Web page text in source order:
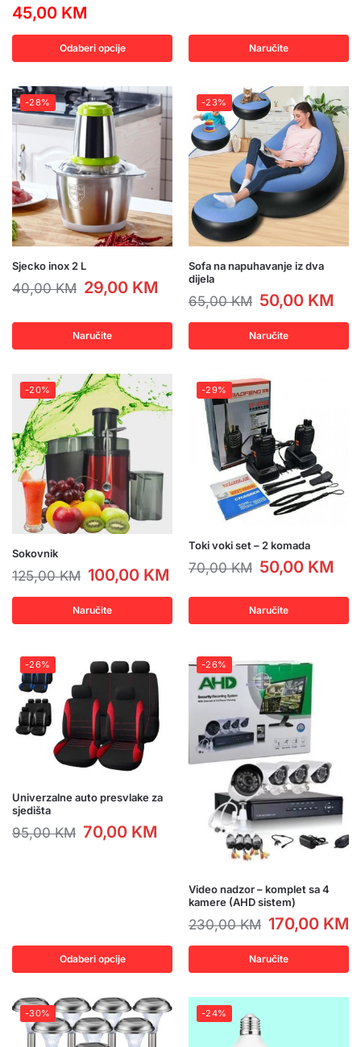
45,00 KM
Odaberi opcije Naručite
-28%
Sjecko inox 2 L
40,00KM 29,00 KM
Naručite
-23%
Sofa na napuhavanje iz dva
dijela
65,00KM 50,00 KM
Naručite
-20%
Sokovnik
125,00KM 100,00 KM
Naručite
-29%
Toki voki set – 2 komada
70,00KM 50,00 KM
Naručite
-26%
Univerzalne auto presvlake za
sjedišta
95,00KM 70,00 KM
Odaberi opcije
-26%
Video nadzor – komplet sa 4
kamere (AHD sistem)
230,00KM 170,00 KM
Naručite
-30% -24%